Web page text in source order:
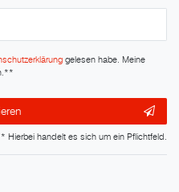
gelesen habe. Meine
Hierbei handelt es sich um ein Pflichtfeld.